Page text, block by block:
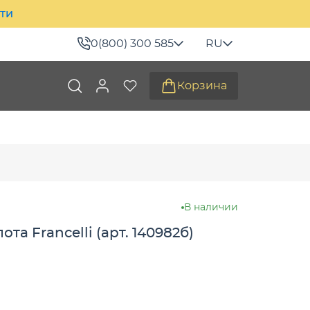
0(800) 300 585 RU
Корзина
В наличии
Francelli (арт. 140982б)